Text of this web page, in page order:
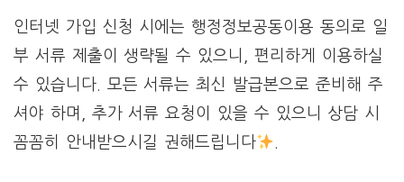
인터넷 가입 신청 시에는 행정정보공동이용 동의로 일
부 서류 제출이 생략될 수 있으니, 편리하게 이용하실
수 있습니다. 모든 서류는 최신 발급본으로 준비해 주
셔야 하며, 추가 서류 요청이 있을 수 있으니 상담 시
꼼꼼히 안내받으시길 권해드립니다